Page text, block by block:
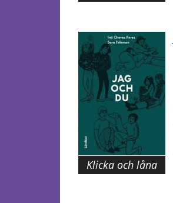
Klicka och låna